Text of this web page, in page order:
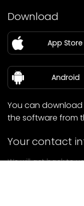
Partner
Blog
about Us
Download
App Store
Android
You can
the software from
Your contact
We will get back to